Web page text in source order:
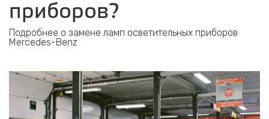
приборов?
Подробнее о замене ламп осветительных приборов
Mercedes-Benz